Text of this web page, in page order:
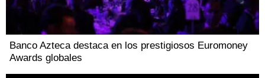
Banco Azteca destaca en los prestigiosos Euromoney
Awards globales